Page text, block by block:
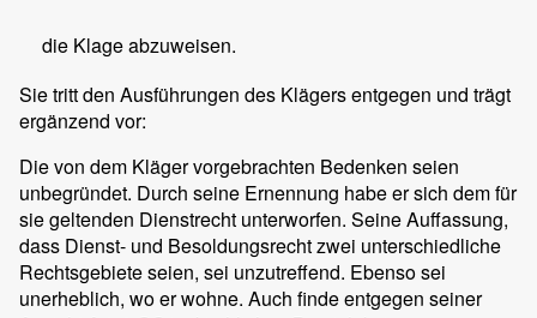
die Klage abzuweisen.
Sie tritt den Ausführungen des Klägers entgegen und trägt
ergänzend vor:
Die von dem Kläger vorgebrachten Bedenken seien
unbegründet. Durch seine Ernennung habe er sich dem für
sie geltenden Dienstrecht unterworfen. Seine Auffassung,
dass Dienst- und Besoldungsrecht zwei unterschiedliche
Rechtsgebiete seien, sei unzutreffend. Ebenso sei
unerheblich, wo er wohne. Auch finde entgegen seiner